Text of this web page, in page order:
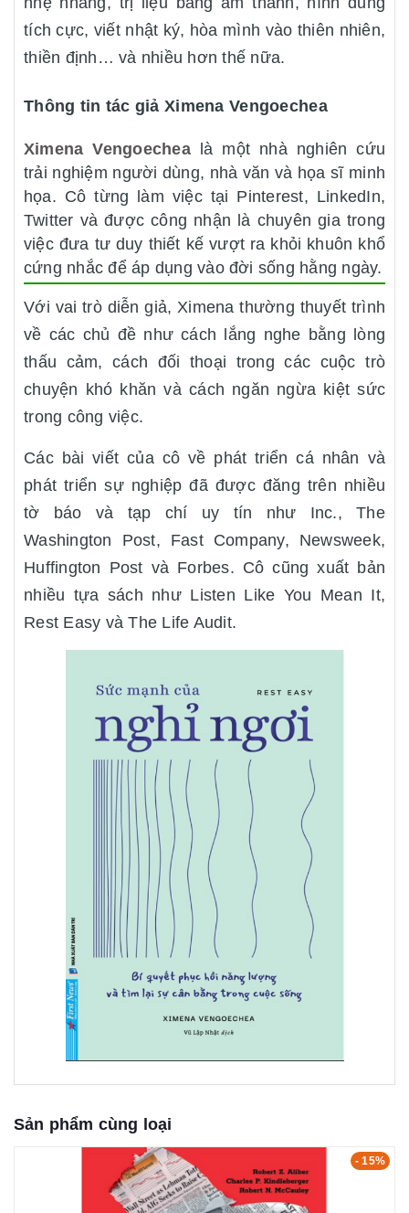
tích cực, viết nhật ký, hòa mình vào thiên nhiên,
thiền định… và nhiều hơn thế nữa.
Thông tin tác giả Ximena Vengoechea
Ximena Vengoechealà một nhà nghiên cứu
trải nghiệm người dùng, nhà văn và họa sĩ minh
họa. Cô từng làm việc tại Pinterest, LinkedIn,
Twitter và được công nhận là chuyên gia trong
việc đưa tư duy thiết kế vượt ra khỏi khuôn khổ
cứng nhắc để áp dụng vào đời sống hằng ngày.
Với vai trò diễn giả, Ximena thường thuyết trình
về các chủ đề như cách lắng nghe bằng lòng
thấu cảm, cách đối thoại trong các cuộc trò
chuyện khó khăn và cách ngăn ngừa kiệt sức
trong công việc.
Các bài viết của cô về phát triển cá nhân và
phát triển sự nghiệp đã được đăng trên nhiều
tờ báo và tạp chí uy tín như Inc., The
Washington Post, Fast Company, Newsweek,
Huffington Post và Forbes. Cô cũng xuất bản
nhiều tựa sách như Listen Like You Mean It,
Rest Easy và The Life Audit.
Sản phẩm cùng loại
- 15%